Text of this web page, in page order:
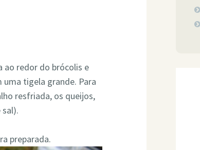
ao redor do brócolis e
uma tigela grande. Para
resfriada, os queijos,
preparada.